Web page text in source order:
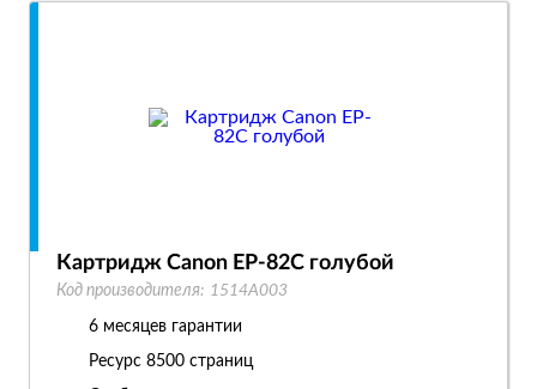
Картридж Canon EP-82C голубой
Код производителя: 1514A003
6 месяцев гарантии
Ресурс 8500 страниц